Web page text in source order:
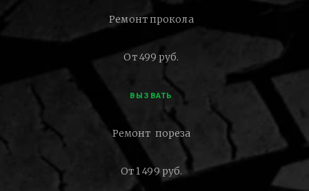
Ремонт прокола
От 499 руб.
ВЫЗВАТЬ
Ремонт пореза
От 1 499 руб.